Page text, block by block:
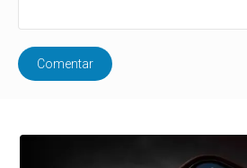
Comentar